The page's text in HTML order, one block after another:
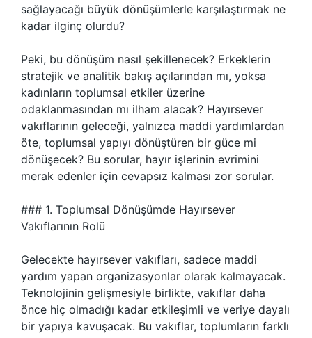
sağlayacağı büyük dönüşümlerle karşılaştırmak ne
kadar ilginç olurdu?
Peki, bu dönüşüm nasıl şekillenecek? Erkeklerin
stratejik ve analitik bakış açılarından mı, yoksa
kadınların toplumsal etkiler üzerine
odaklanmasından mı ilham alacak? Hayırsever
vakıflarının geleceği, yalnızca maddi yardımlardan
öte, toplumsal yapıyı dönüştüren bir güce mi
dönüşecek? Bu sorular, hayır işlerinin evrimini
merak edenler için cevapsız kalması zor sorular.
### 1. Toplumsal Dönüşümde Hayırsever
Vakıflarının Rolü
Gelecekte hayırsever vakıfları, sadece maddi
yardım yapan organizasyonlar olarak kalmayacak.
Teknolojinin gelişmesiyle birlikte, vakıflar daha
önce hiç olmadığı kadar etkileşimli ve veriye dayalı
bir yapıya kavuşacak. Bu vakıflar, toplumların farklı